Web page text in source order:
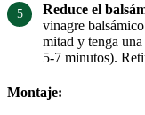
Reduce el
vinagre
mitad y tenga una
5-7 minutos).
Montaje: